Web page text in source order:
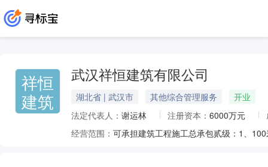
祥恒
建筑
武汉祥恒建筑有限公司
湖北省 | 武汉市 其他综合管理服务
开业
法定代表人： 谢运林 注册资本： 6000万元
经营范围：